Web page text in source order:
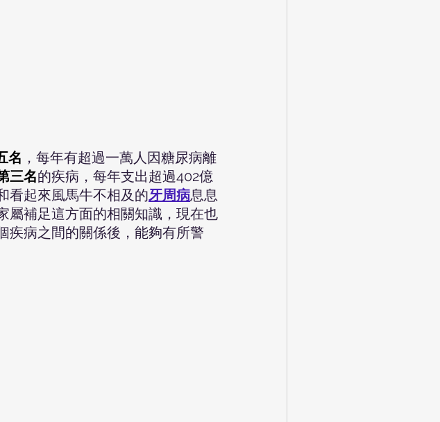
名 ，每年有超過一萬人因糖尿病離
三名的疾病，每年支出超過402億
看起來風馬牛不相及的牙周病息息
屬補足這方面的相關知識，現在也
疾病之間的關係後，能夠有所警